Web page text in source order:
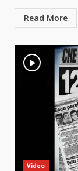
Read More
Video